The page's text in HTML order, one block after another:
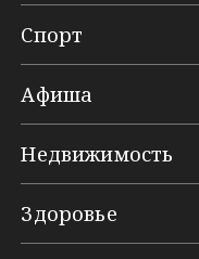
Спорт
Афиша
Недвижимость
Здоровье